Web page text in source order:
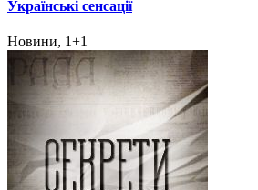
Українські сенсації
Новини, 1+1